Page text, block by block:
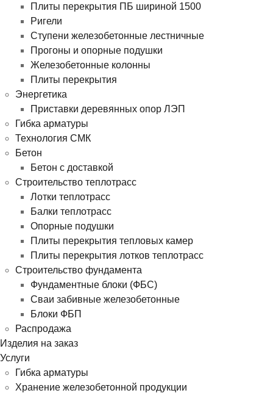
Плиты перекрытия ПБ шириной 1500
Ригели
Ступени железобетонные лестничные
Прогоны и опорные подушки
Железобетонные колонны
Плиты перекрытия
Энергетика
Приставки деревянных опор ЛЭП
Гибка арматуры
Технология СМК
Бетон
Бетон с доставкой
Строительство теплотрасс
Лотки теплотрасс
Балки теплотрасс
Опорные подушки
Плиты перекрытия тепловых камер
Плиты перекрытия лотков теплотрасс
Строительство фундамента
Фундаментные блоки (ФБС)
Сваи забивные железобетонные
Блоки ФБП
Распродажа
Изделия на заказ
Услуги
Гибка арматуры
Хранение железобетонной продукции